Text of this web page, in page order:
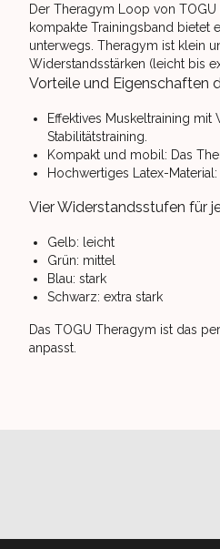
Der Theragym Loop von TOGU
kompakte Trainingsband bietet
unterwegs. Theragym ist klein
Widerstandsstärken (leicht bis
Vorteile und Eigenschaften
Effektives Muskeltraining
Stabilitätstraining.
Kompakt und mobil: Das
Hochwertiges Latex-
Vier Widerstandsstufen für
Gelb: leicht
Grün: mittel
Blau: stark
Schwarz: extra stark
Das TOGU Theragym ist das
anpasst.